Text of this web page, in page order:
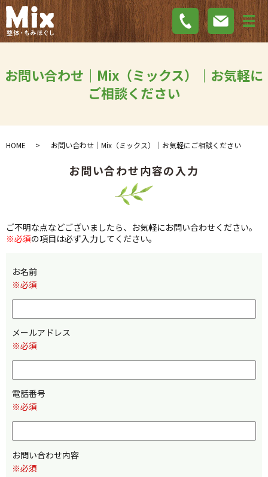
メ
お問い合わせ｜Mix（ミックス）｜お気軽に
ご相談ください
HOME お問い合わせ｜Mix（ミックス）｜お気軽にご相談ください
お問い合わせ内容の入力
ご不明な点などございましたら、お気軽にお問い合わせください。
※必須の項目は必ず入力してください。
お名前
※必須
メールアドレス
※必須
電話番号
※必須
お問い合わせ内容
※必須